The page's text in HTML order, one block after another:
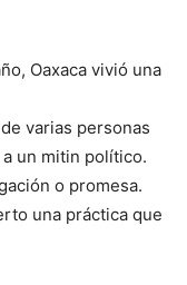
Oaxaca vivió una
varias personas
un mitin político.
o promesa.
una práctica que